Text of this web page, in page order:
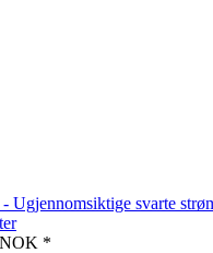
Ugjennomsiktige svarte
*